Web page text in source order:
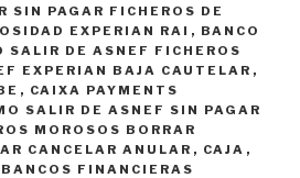
SIN PAGAR FICHEROS DE
EXPERIAN RAI , BANCO
SALIR DE ASNEF FICHEROS
EXPERIAN BAJA CAUTELAR ,
, CAIXA PAYMENTS
SALIR DE ASNEF SIN PAGAR
MOROSOS BORRAR
CANCELAR ANULAR , CAJA ,
FINANCIERAS